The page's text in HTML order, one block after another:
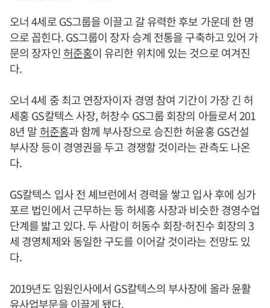
오너 4세로 GS그룹을 이끌고 갈 유력한 후보 가운데 한 명
으로 꼽힌다. GS그룹이 장자 승계 전통을 구축하고 있어 가
문의 장자인 허준홍이 유리한 위치에 있는 것으로 여겨진
다.
오너 4세 중 최고 연장자이자 경영 참여 기간이 가장 긴 허
세홍 GS칼텍스 사장, 허창수 GS그룹 회장의 아들로서 201
8년 말 허준홍과 함께 부사장으로 승진한 허윤홍 GS건설
부사장 등이 경영권을 두고 경쟁할 것이라는 관측도 나온
다.
GS칼텍스 입사 전 셰브런에서 경력을 쌓고 입사 후에 싱가
포르 법인에서 근무하는 등 허세홍 사장과 비슷한 경영수업
단계를 밟고 있다. 두 사람이 허동수 회장-허진수 회장의 3
세 경영체제와 동일한 구도를 이어갈 것이라는 전망도 있
다.
2019년도 임원인사에서 GS칼텍스의 부사장에 올라 윤활
유사업부문을 이끌게 됐다.